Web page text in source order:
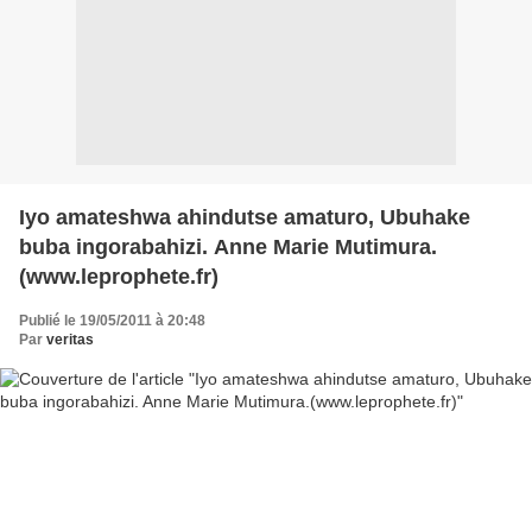
Iyo amateshwa ahindutse amaturo, Ubuhake
buba ingorabahizi. Anne Marie Mutimura.
(www.leprophete.fr)
Publié le 19/05/2011 à 20:48
Par veritas